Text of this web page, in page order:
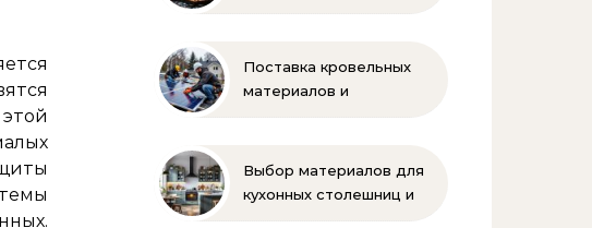
Поставка кровельных
материалов и
Выбор материалов для
кухонных столешниц и